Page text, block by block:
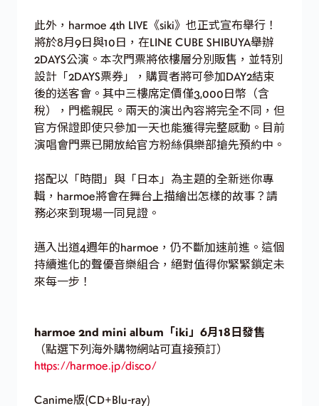
此外，harmoe 4th LIVE《siki》也正式宣布舉行！
將於8月9日與10日，在LINE CUBE SHIBUYA舉辦
2DAYS公演。本次門票將依樓層分別販售，並特別
設計「2DAYS票券」，購買者將可參加DAY2結束
後的送客會。其中三樓席定價僅3,000日幣（含
稅），門檻親民。兩天的演出內容將完全不同，但
官方保證即使只參加一天也能獲得完整感動。目前
演唱會門票已開放給官方粉絲俱樂部搶先預約中。
搭配以「時間」與「日本」為主題的全新迷你專
輯，harmoe將會在舞台上描繪出怎樣的故事？請
務必來到現場一同見證。
邁入出道4週年的harmoe，仍不斷加速前進。這個
持續進化的聲優音樂組合，絕對值得你緊緊鎖定未
來每一步！
harmoe 2nd mini album「iki」6月18日發售
（點選下列海外購物網站可直接預訂）
https://harmoe.jp/disco/
Canime版(CD+Blu-ray)